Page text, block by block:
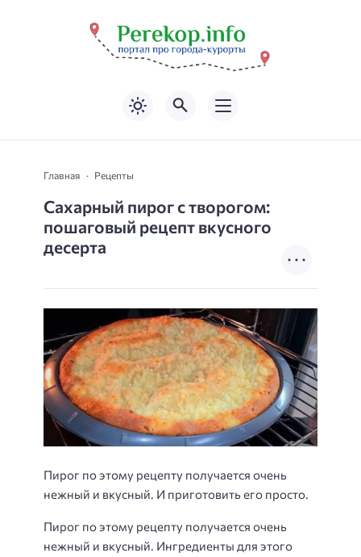
Главная Рецепты
Сахарный пирог с творогом:
пошаговый рецепт вкусного
десерта
Пирог по этому рецепту получается очень
нежный и вкусный. И приготовить его просто.
Пирог по этому рецепту получается очень
нежный и вкусный. Ингредиенты для этого